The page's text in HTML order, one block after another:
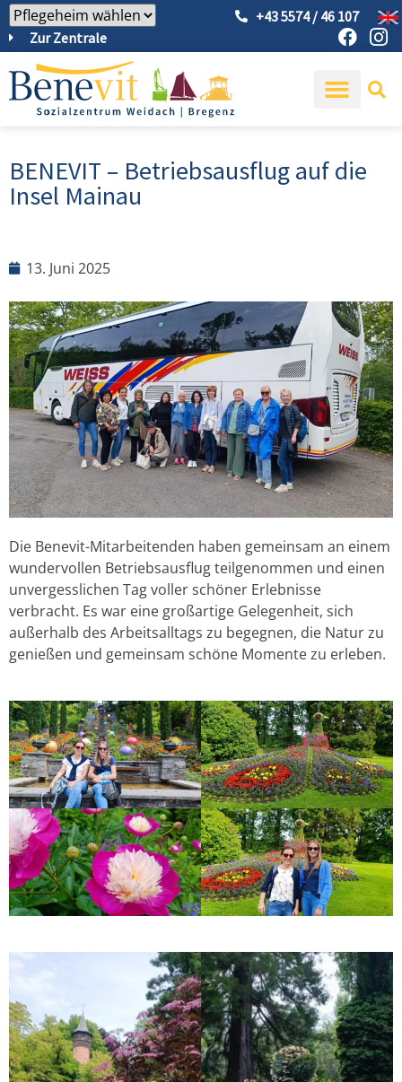
Zur Zentrale
+43 5574 / 46 107
BENEVIT – Betriebsausflug auf die
Insel Mainau
13. Juni 2025
Die Benevit-Mitarbeitenden haben gemeinsam an einem
wundervollen Betriebsausflug teilgenommen und einen
unvergesslichen Tag voller schöner Erlebnisse
verbracht. Es war eine großartige Gelegenheit, sich
außerhalb des Arbeitsalltags zu begegnen, die Natur zu
genießen und gemeinsam schöne Momente zu erleben.